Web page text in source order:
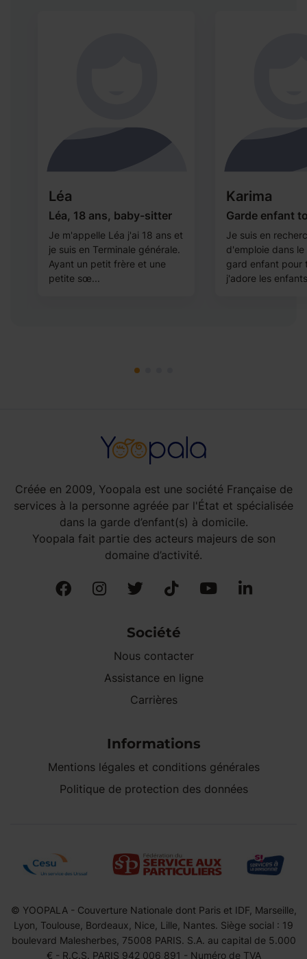
Léa
Léa, 18 ans, baby-sitter
Je m'appelle Léa j'ai 18 ans et
je suis en Terminale générale.
Ayant un petit frère et une
petite sœ...
Karima
Garde enfant
Je suis en
d'emploie dans
gard enfant pour
j'adore les
Créée en 2009, Yoopala est une société Française de
services à la personne agréée par l'État et spécialisée
dans la garde d’enfant(s) à domicile.
Yoopala fait partie des acteurs majeurs de son
domaine d’activité.
Société
Nous contacter
Assistance en ligne
Carrières
Informations
Mentions légales et conditions générales
Politique de protection des données
© YOOPALA - Couverture Nationale dont Paris et IDF, Marseille,
Lyon, Toulouse, Bordeaux, Nice, Lille, Nantes. Siège social : 19
boulevard Malesherbes, 75008 PARIS. S.A. au capital de 5.000
€ - R.C.S. PARIS 942 006 891 - Numéro de TVA